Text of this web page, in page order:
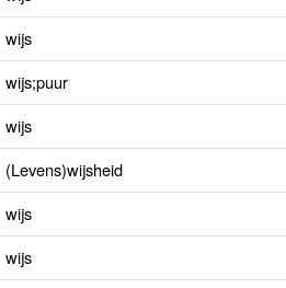
wijs
wijs;puur
wijs
(Levens)wijsheid
wijs
wijs